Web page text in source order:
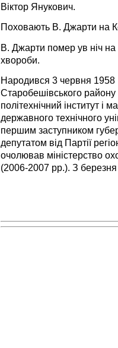
Віктор Янукович.
Поховають В. Джарти на
В. Джарти помер ув ніч на
хвороби.
Народився 3 червня 1958
Старобешівського району
політехнічний інститут і
державного технічного
першим заступником
депутатом від Партії
очолював міністерство
(2006-2007 рр.). З